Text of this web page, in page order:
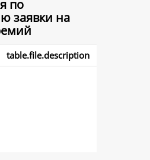
по
заявки на
table.file.description